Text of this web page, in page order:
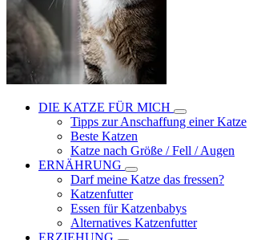
DIE KATZE FÜR MICH
Tipps zur Anschaffung einer Katze
Beste Katzen
Katze nach Größe / Fell / Augen
ERNÄHRUNG
Darf meine Katze das fressen?
Katzenfutter
Essen für Katzenbabys
Alternatives Katzenfutter
ERZIEHUNG